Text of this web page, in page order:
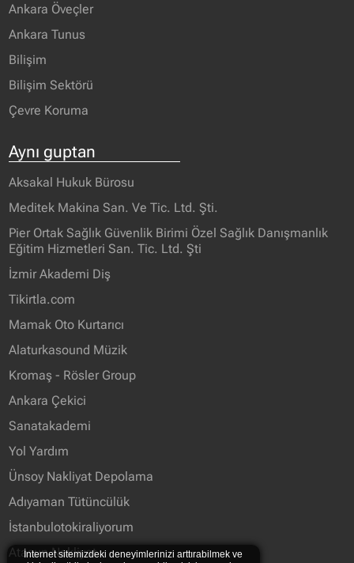
Ankara Öveçler
Ankara Tunus
Bilişim
Bilişim Sektörü
Çevre Koruma
Aynı guptan
Aksakal Hukuk Bürosu
Meditek Makina San. Ve Tic. Ltd. Şti.
Pier Ortak Sağlık Güvenlik Birimi Özel Sağlık Danışmanlık
Eğitim Hizmetleri San. Tic. Ltd. Şti
İzmir Akademi Diş
Tikirtla.com
Mamak Oto Kurtarıcı
Alaturkasound Müzik
Kromaş - Rösler Group
Ankara Çekici
Sanatakademi
Yol Yardım
Ünsoy Nakliyat Depolama
Adıyaman Tütüncülük
İstanbulotokiraliyorum
Atasun Nakliyat
İnternet sitemizdeki deneyimlerinizi arttırabilmek ve